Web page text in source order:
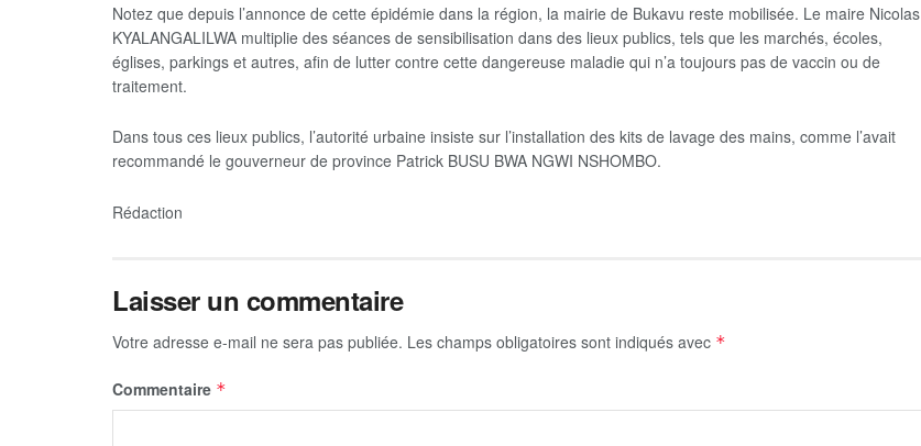
Notez que depuis l’annonce de cette épidémie dans la région, la mairie de Bukavu reste mobilisée. Le maire Nicolas
KYALANGALILWA multiplie des séances de sensibilisation dans des lieux publics, tels que les marchés, écoles,
églises, parkings et autres, afin de lutter contre cette dangereuse maladie qui n’a toujours pas de vaccin ou de
traitement.
Dans tous ces lieux publics, l’autorité urbaine insiste sur l’installation des kits de lavage des mains, comme l’avait
recommandé le gouverneur de province Patrick BUSU BWA NGWI NSHOMBO.
Rédaction
Laisser un commentaire
Votre adresse e-mail ne sera pas publiée. Les champs obligatoires sont indiqués avec *
Commentaire *